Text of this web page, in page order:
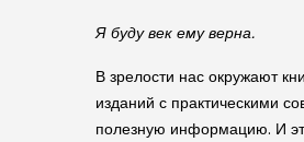
Я буду век ему верна.
В зрелости нас окружают
изданий с практическими
полезную информацию. И